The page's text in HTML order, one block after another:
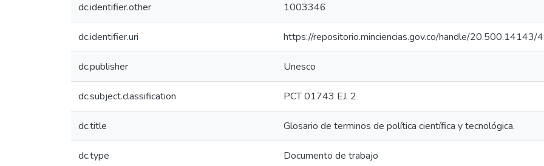
dc.identifier.other 1003346
dc.identifier.uri https://repositorio.minciencias.gov.co/handle/20.500.14143/
dc.publisher Unesco
dc.subject.classification PCT 01743 EJ. 2
dc.title Glosario de terminos de política científica y tecnológica.
dc.type Documento de trabajo